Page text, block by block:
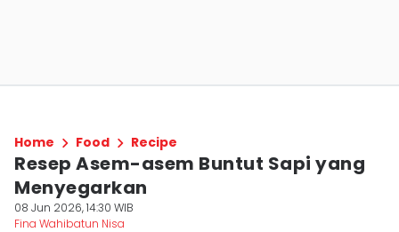
Home Food Recipe
Resep Asem-asem Buntut Sapi yang
Menyegarkan
08 Jun 2026, 14:30 WIB
Fina Wahibatun Nisa